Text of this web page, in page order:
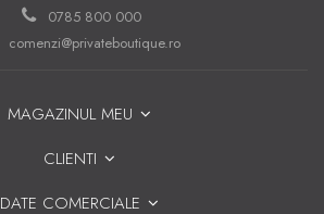
0785 800 000
comenzi@privateboutique.ro
MAGAZINUL MEU
CLIENTI
DATE COMERCIALE